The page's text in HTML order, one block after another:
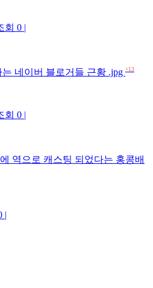
회 0 |
네이버 블로거들 근황 .jpg +13
회 0 |
역으로 캐스팅 되었다는 홍콩배
|